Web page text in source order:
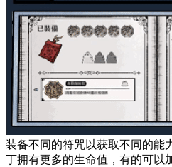
装备不同的符咒以获取不同的能
丁拥有更多的生命值，有的可以